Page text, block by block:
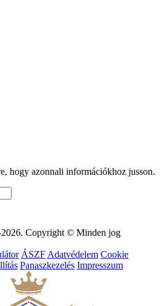
hogy azonnali információkhoz jusson.
Copyright © Minden jog
ÁSZF Adatvédelem Cookie
Panaszkezelés Impresszum